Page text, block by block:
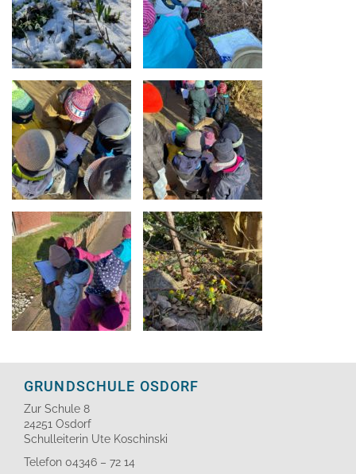
GRUNDSCHULE OSDORF
Zur Schule 8
24251 Osdorf
Schulleiterin Ute Koschinski
Telefon 04346 – 72 14